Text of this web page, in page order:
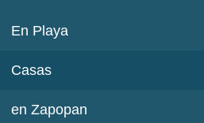
En Playa
Casas
en Zapopan